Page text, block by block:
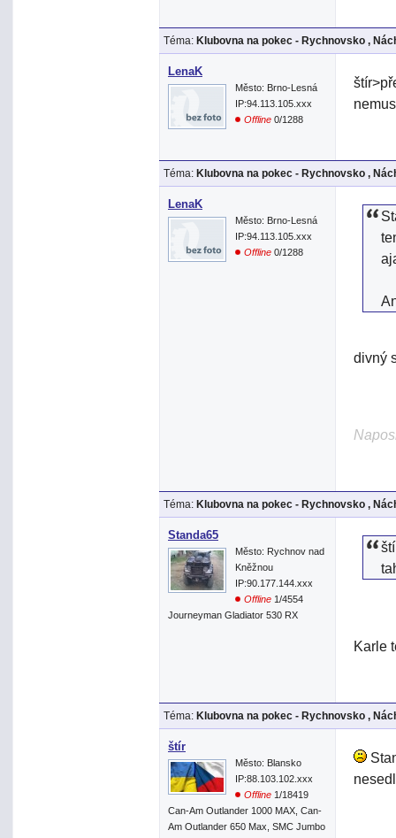
Téma: Klubovna na pokec - Rychnovsko ,
LenaK
Město: Brno-Lesná
IP:94.113.105.xxx
Offline 0/1288
Téma: Klubovna na pokec - Rychnovsko ,
LenaK
Město: Brno-Lesná
IP:94.113.105.xxx
Offline 0/1288
divný
Téma: Klubovna na pokec - Rychnovsko ,
Standa65
Město: Rychnov nad
Kněžnou
IP:90.177.144.xxx
Offline 1/4554
Journeyman Gladiator 530 RX
Karle
Téma: Klubovna na pokec - Rychnovsko ,
štír
Město: Blansko
IP:88.103.102.xxx
Offline 1/18419
Can-Am Outlander 1000 MAX, Can-
Am Outlander 650 Max, SMC Jumbo